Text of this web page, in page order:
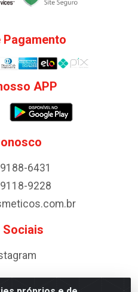
Pagamento
APP
6431
9228
Sociais